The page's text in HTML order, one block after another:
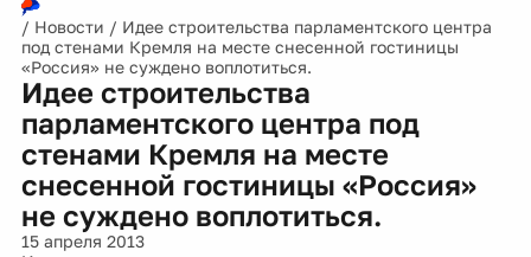
/ Новости / Идее строительства парламентского центра
под стенами Кремля на месте снесенной гостиницы
«Россия» не суждено воплотиться.
Идее строительства
парламентского центра под
стенами Кремля на месте
снесенной гостиницы «Россия»
не суждено воплотиться.
15 апреля 2013